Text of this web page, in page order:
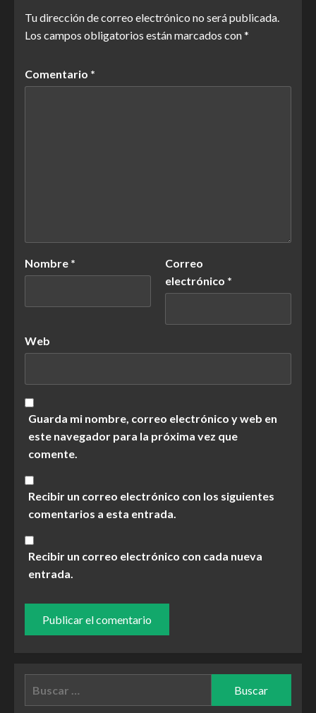
Tu dirección de correo electrónico no será publicada.
Los campos obligatorios están marcados con*
Comentario *
Nombre *
Correo
electrónico *
Web
Guarda mi nombre, correo electrónico y web en
este navegador para la próxima vez que
comente.
Recibir un correo electrónico con los siguientes
comentarios a esta entrada.
Recibir un correo electrónico con cada nueva
entrada.